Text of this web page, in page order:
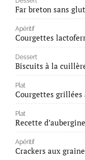
Far breton sans
Apéritif
Courgettes
Dessert
Biscuits à la
Plat
Courgettes grillées
Plat
Recette
Apéritif
Crackers aux